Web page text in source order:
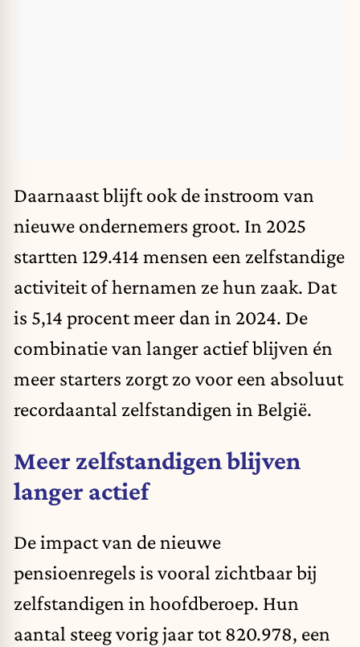
Daarnaast blijft ook de instroom van
nieuwe ondernemers groot. In 2025
startten 129.414 mensen een zelfstandige
activiteit of hernamen ze hun zaak. Dat
is 5,14 procent meer dan in 2024. De
combinatie van langer actief blijven én
meer starters zorgt zo voor een absoluut
recordaantal zelfstandigen in België.
Meer zelfstandigen blijven
langer actief
De impact van de nieuwe
pensioenregels is vooral zichtbaar bij
zelfstandigen in hoofdberoep. Hun
aantal steeg vorig jaar tot 820.978, een